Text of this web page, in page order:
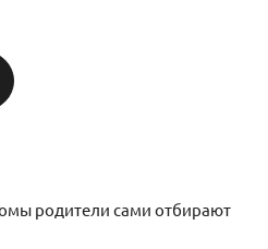
родители сами отбирают